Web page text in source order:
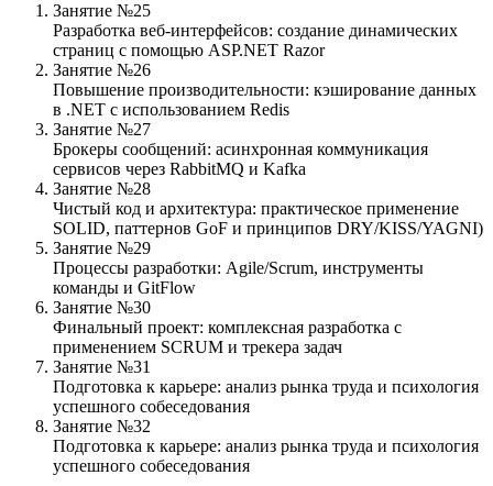
Занятие №25
Разработка веб-интерфейсов: создание динамических
страниц с помощью ASP.NET Razor
Занятие №26
Повышение производительности: кэширование данных
в .NET с использованием Redis
Занятие №27
Брокеры сообщений: асинхронная коммуникация
сервисов через RabbitMQ и Kafka
Занятие №28
Чистый код и архитектура: практическое применение
SOLID, паттернов GoF и принципов DRY/KISS/YAGNI)
Занятие №29
Процессы разработки: Agile/Scrum, инструменты
команды и GitFlow
Занятие №30
Финальный проект: комплексная разработка с
применением SCRUM и трекера задач
Занятие №31
Подготовка к карьере: анализ рынка труда и психология
успешного собеседования
Занятие №32
Подготовка к карьере: анализ рынка труда и психология
успешного собеседования